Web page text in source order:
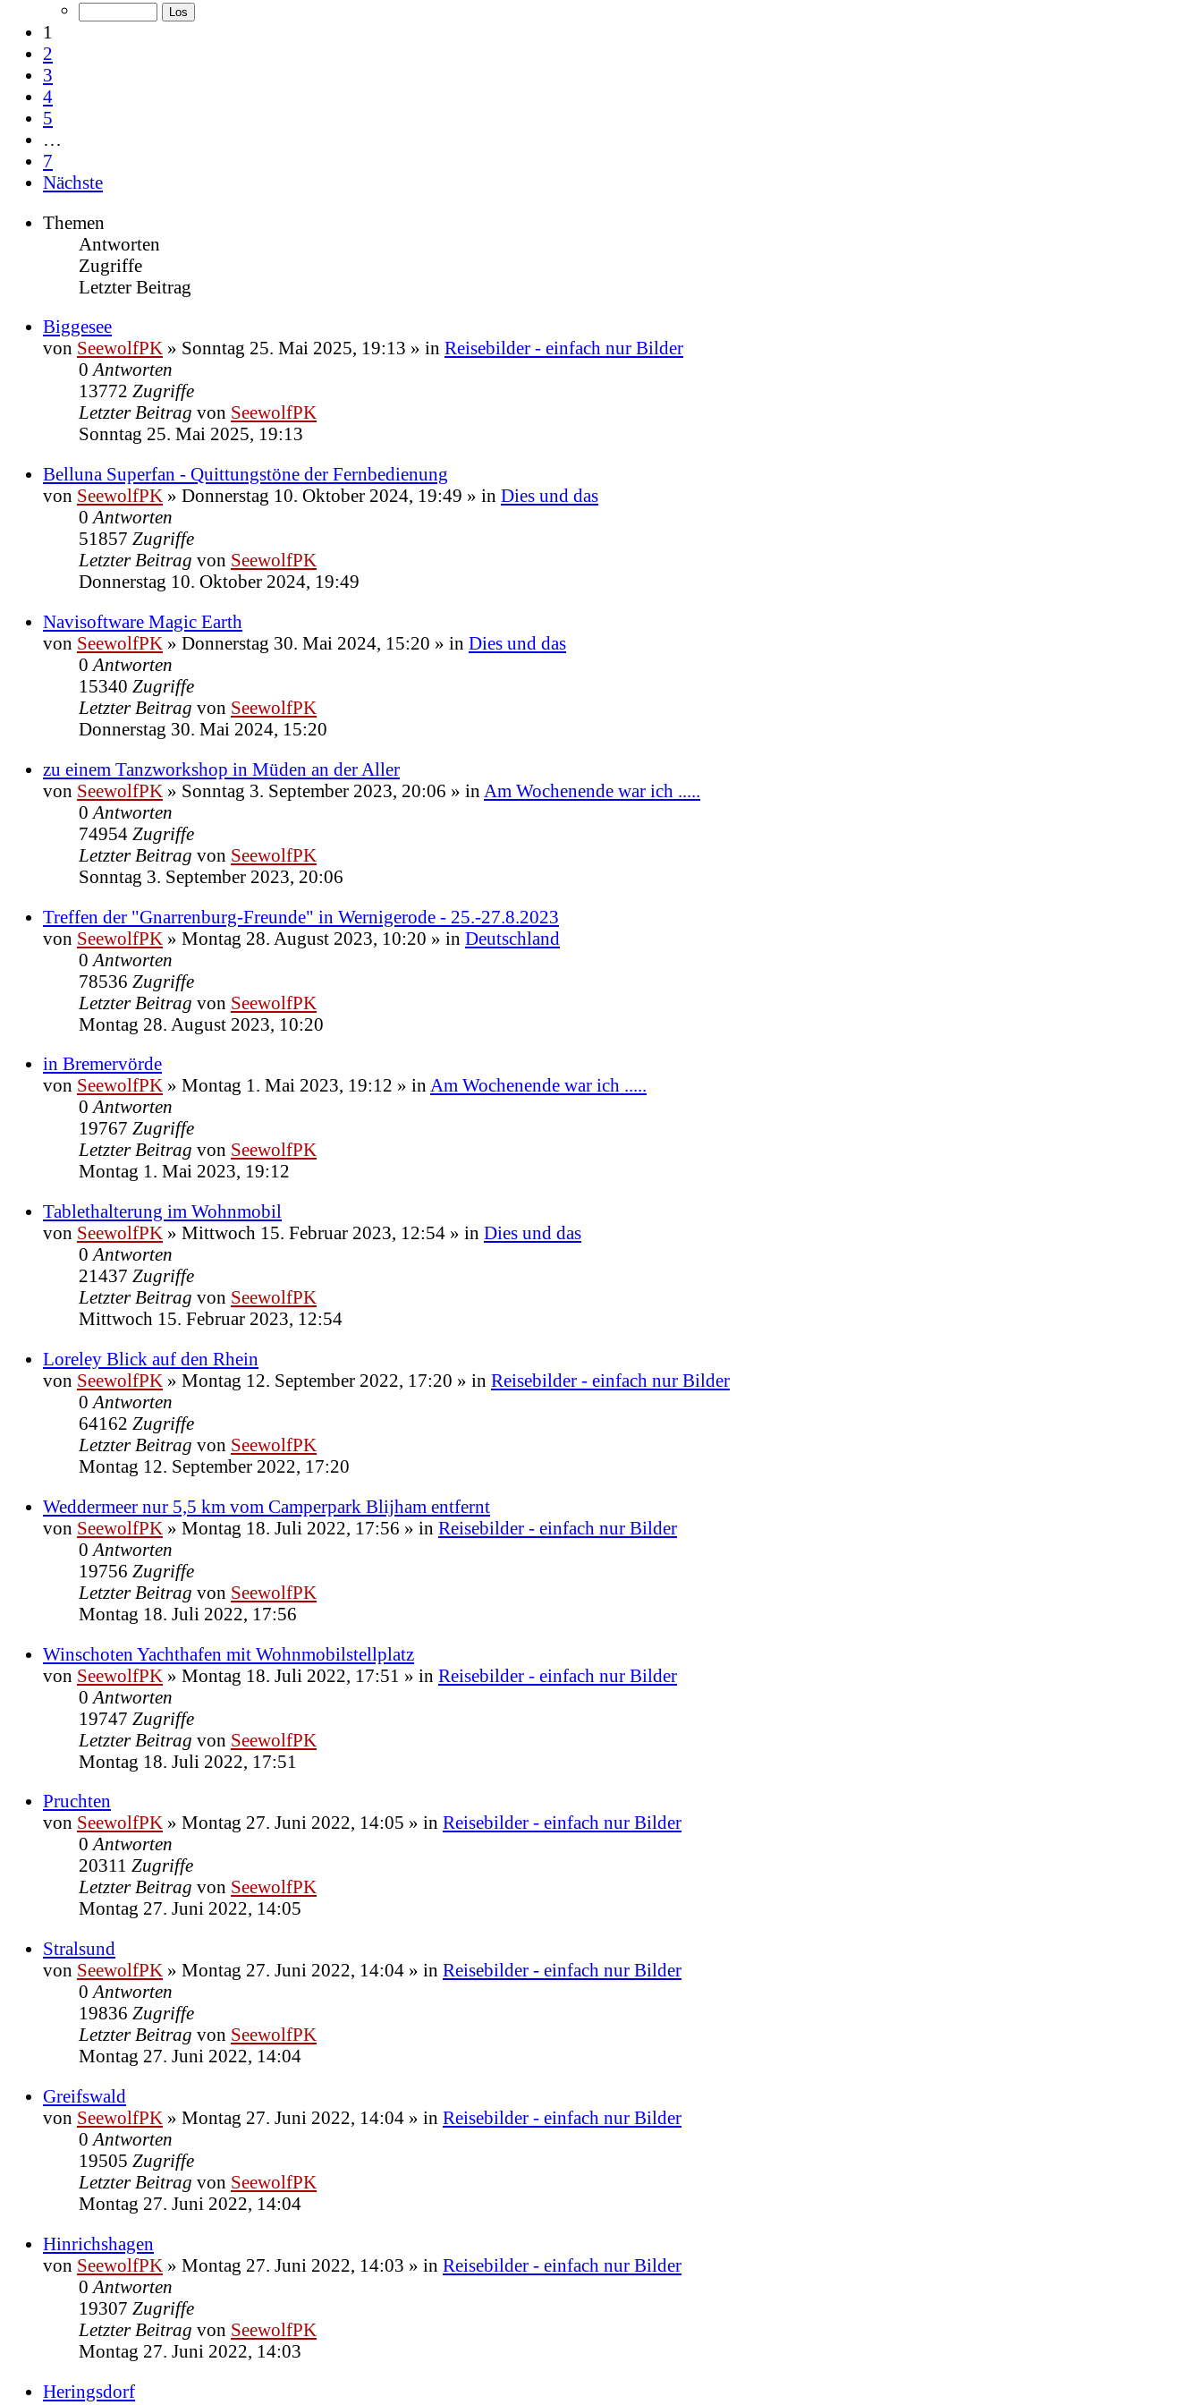
1
2
3
4
5
…
7
Nächste
Themen
Antworten
Zugriffe
Letzter Beitrag
Biggesee
von SeewolfPK » Sonntag 25. Mai 2025, 19:13 » in Reisebilder - einfach nur Bilder
0 Antworten
13772 Zugriffe
Letzter Beitrag von SeewolfPK
Sonntag 25. Mai 2025, 19:13
Belluna Superfan - Quittungstöne der Fernbedienung
von SeewolfPK » Donnerstag 10. Oktober 2024, 19:49 » in Dies und das
0 Antworten
51857 Zugriffe
Letzter Beitrag von SeewolfPK
Donnerstag 10. Oktober 2024, 19:49
Navisoftware Magic Earth
von SeewolfPK » Donnerstag 30. Mai 2024, 15:20 » in Dies und das
0 Antworten
15340 Zugriffe
Letzter Beitrag von SeewolfPK
Donnerstag 30. Mai 2024, 15:20
zu einem Tanzworkshop in Müden an der Aller
von SeewolfPK » Sonntag 3. September 2023, 20:06 » in Am Wochenende war ich .....
0 Antworten
74954 Zugriffe
Letzter Beitrag von SeewolfPK
Sonntag 3. September 2023, 20:06
Treffen der "Gnarrenburg-Freunde" in Wernigerode - 25.-27.8.2023
von SeewolfPK » Montag 28. August 2023, 10:20 » in Deutschland
0 Antworten
78536 Zugriffe
Letzter Beitrag von SeewolfPK
Montag 28. August 2023, 10:20
in Bremervörde
von SeewolfPK » Montag 1. Mai 2023, 19:12 » in Am Wochenende war ich .....
0 Antworten
19767 Zugriffe
Letzter Beitrag von SeewolfPK
Montag 1. Mai 2023, 19:12
Tablethalterung im Wohnmobil
von SeewolfPK » Mittwoch 15. Februar 2023, 12:54 » in Dies und das
0 Antworten
21437 Zugriffe
Letzter Beitrag von SeewolfPK
Mittwoch 15. Februar 2023, 12:54
Loreley Blick auf den Rhein
von SeewolfPK » Montag 12. September 2022, 17:20 » in Reisebilder - einfach nur Bilder
0 Antworten
64162 Zugriffe
Letzter Beitrag von SeewolfPK
Montag 12. September 2022, 17:20
Weddermeer nur 5,5 km vom Camperpark Blijham entfernt
von SeewolfPK » Montag 18. Juli 2022, 17:56 » in Reisebilder - einfach nur Bilder
0 Antworten
19756 Zugriffe
Letzter Beitrag von SeewolfPK
Montag 18. Juli 2022, 17:56
Winschoten Yachthafen mit Wohnmobilstellplatz
von SeewolfPK » Montag 18. Juli 2022, 17:51 » in Reisebilder - einfach nur Bilder
0 Antworten
19747 Zugriffe
Letzter Beitrag von SeewolfPK
Montag 18. Juli 2022, 17:51
Pruchten
von SeewolfPK » Montag 27. Juni 2022, 14:05 » in Reisebilder - einfach nur Bilder
0 Antworten
20311 Zugriffe
Letzter Beitrag von SeewolfPK
Montag 27. Juni 2022, 14:05
Stralsund
von SeewolfPK » Montag 27. Juni 2022, 14:04 » in Reisebilder - einfach nur Bilder
0 Antworten
19836 Zugriffe
Letzter Beitrag von SeewolfPK
Montag 27. Juni 2022, 14:04
Greifswald
von SeewolfPK » Montag 27. Juni 2022, 14:04 » in Reisebilder - einfach nur Bilder
0 Antworten
19505 Zugriffe
Letzter Beitrag von SeewolfPK
Montag 27. Juni 2022, 14:04
Hinrichshagen
von SeewolfPK » Montag 27. Juni 2022, 14:03 » in Reisebilder - einfach nur Bilder
0 Antworten
19307 Zugriffe
Letzter Beitrag von SeewolfPK
Montag 27. Juni 2022, 14:03
Heringsdorf